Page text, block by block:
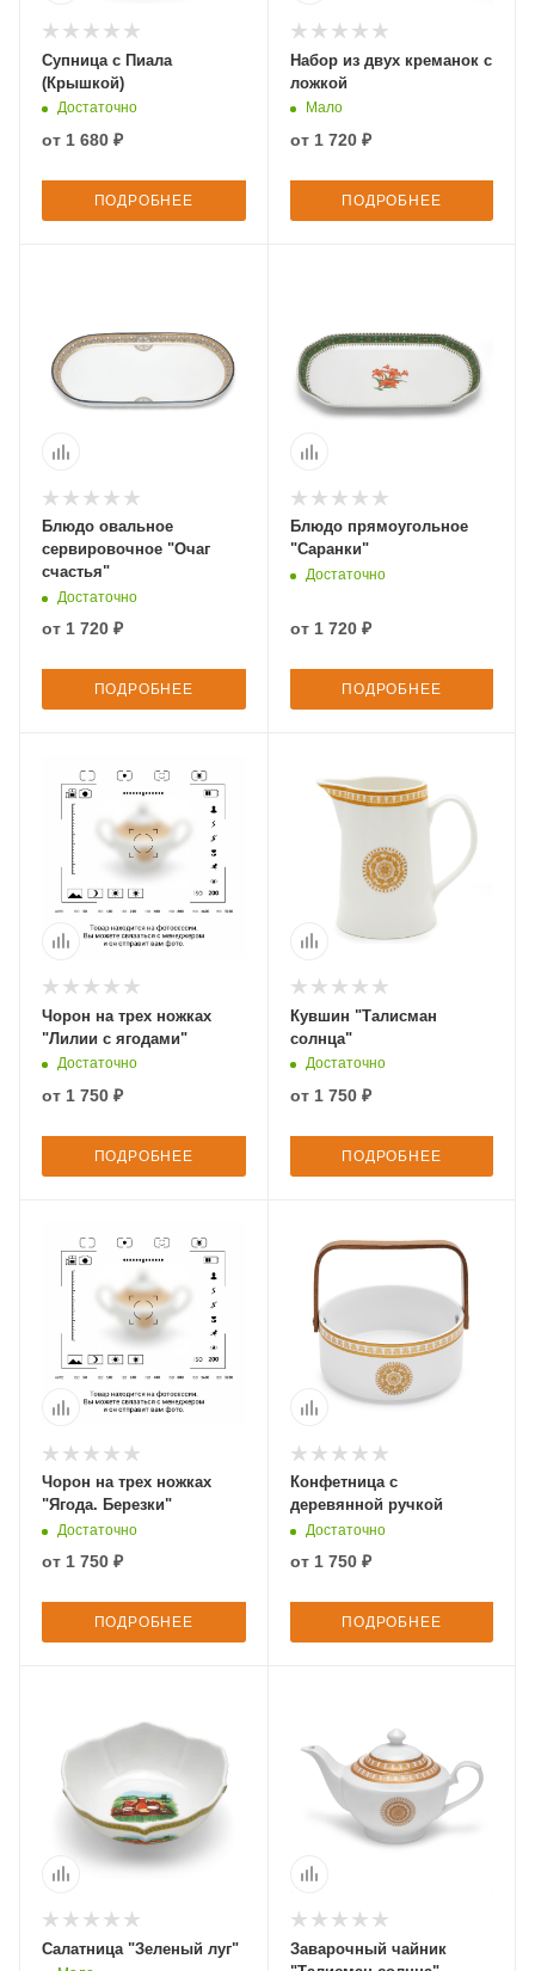
Супница с Пиала
(Крышкой)
Достаточно
от 1 680 ₽
ПОДРОБНЕЕ
Набор из двух креманок с
ложкой
Мало
от 1 720 ₽
ПОДРОБНЕЕ
Блюдо овальное
сервировочное "Очаг
счастья"
Достаточно
от 1 720 ₽
ПОДРОБНЕЕ
Блюдо прямоугольное
"Саранки"
Достаточно
от 1 720 ₽
ПОДРОБНЕЕ
Чорон на трех ножках
"Лилии с ягодами"
Достаточно
от 1 750 ₽
ПОДРОБНЕЕ
Кувшин "Талисман
солнца"
Достаточно
от 1 750 ₽
ПОДРОБНЕЕ
Чорон на трех ножках
"Ягода. Березки"
Достаточно
от 1 750 ₽
ПОДРОБНЕЕ
Конфетница с
деревянной ручкой
Достаточно
от 1 750 ₽
ПОДРОБНЕЕ
Салатница "Зеленый луг"
Заварочный чайник